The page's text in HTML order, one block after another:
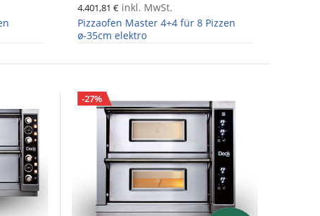
4.401,81 €inkl. MwSt.
Pizzaofen Master 4+4 für 8 Pizzen
ø-35cm elektro
-27%